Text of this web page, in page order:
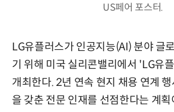
US페어 포스터.
LG유플러스가 인공지능(AI) 분야 글
기 위해 미국 실리콘밸리에서 'LG유
개최한다. 2년 연속 현지 채용 연계
을 갖춘 전문 인재를 선점한다는 계획